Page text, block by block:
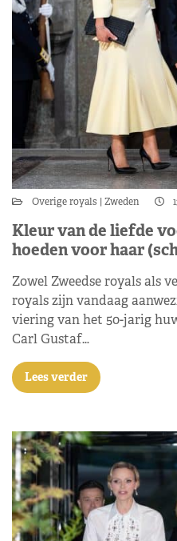
Overige royals Zweden
Kleur van de liefde
hoeden voor haar
Zowel Zweedse royals als
royals zijn vandaag
viering van het 50-jarig
Carl Gustaf…
Lees verder